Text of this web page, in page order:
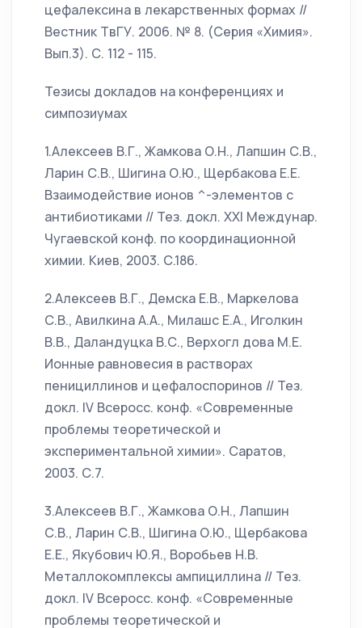
цефалексина в лекарственных формах //
Вестник ТвГУ. 2006. № 8. (Серия «Химия».
Вып.3). С. 112 - 115.
Тезисы докладов на конференциях и
симпозиумах
1.Алексеев В.Г., Жамкова О.Н., Лапшин С.В.,
Ларин С.В., Шигина О.Ю., Щербакова Е.Е.
Взаимодействие ионов ^-элементов с
антибиотиками // Тез. докл. XXI Междунар.
Чугаевской конф. по координационной
химии. Киев, 2003. С.186.
2.Алексеев В.Г., Демска Е.В., Маркелова
С.В., Авилкина А.А., Милашс Е.А., Иголкин
В.В., Даландуцка В.С., Верхогл дова М.Е.
Ионные равновесия в растворах
пенициллинов и цефалоспоринов // Тез.
докл. IV Всеросс. конф. «Современные
проблемы теоретической и
экспериментальной химии». Саратов,
2003. С.7.
3.Алексеев В.Г., Жамкова О.Н., Лапшин
С.В., Ларин С.В., Шигина О.Ю., Щербакова
Е.Е., Якубович Ю.Я., Воробьев Н.В.
Металлокомплексы ампициллина // Тез.
докл. IV Всеросс. конф. «Современные
проблемы теоретической и